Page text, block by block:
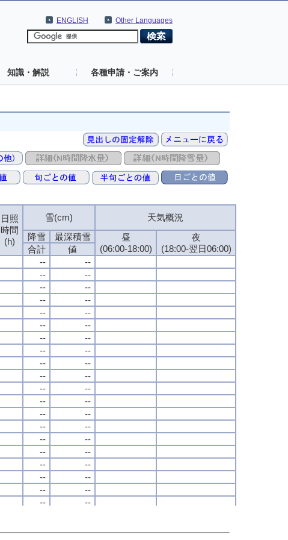
Other Languages
ENGLISH
知識・解説 各種申請・ご案内
日照
時間
(h)
雪(cm) 天気概況
降雪 最深積雪
昼
(06:00-18:00)
夜
(18:00-翌日06:00)
合計
値
--
--
--
--
--
--
--
--
--
--
--
--
--
--
--
--
--
--
--
--
--
--
--
--
--
--
--
--
--
--
--
--
--
--
--
--
--
--
--
--
日照
時間
(h)
雪(cm) 天気概況
降雪 最深積雪
昼
(06:00-18:00)
夜
(18:00-翌日06:00)
合計
値
--
--
--
--
--
--
--
--
--
--
--
--
--
--
--
--
--
--
--
--
--
--
--
--
--
--
--
--
--
--
--
--
--
--
--
--
--
--
--
--
日照
時間
(h)
雪(cm) 天気概況
降雪 最深積雪
昼
(06:00-18:00)
夜
(18:00-翌日06:00)
合計
値
--
--
--
--
--
--
--
--
--
--
--
--
--
--
--
--
--
--
--
--
--
--
--
--
--
--
--
--
--
--
--
--
--
--
--
--
--
--
--
--
日照
時間
(h)
雪(cm) 天気概況
降雪 最深積雪
昼
(06:00-18:00)
夜
(18:00-翌日06:00)
合計
値
--
--
--
--
--
--
--
--
--
--
--
--
--
--
--
--
--
--
--
--
--
--
--
--
--
--
--
--
--
--
--
--
--
--
--
--
--
--
--
--